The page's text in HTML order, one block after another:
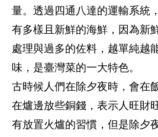
量。透過四通八達的運輸系統
有多樣且新鮮的海鮮，因為新
處理與過多的佐料，越單純越
味，是臺灣菜的一大特色。
古時候人們在除夕夜時，會在
在爐邊放些銅錢，表示人旺財
有放置火爐的習慣，但是除夕